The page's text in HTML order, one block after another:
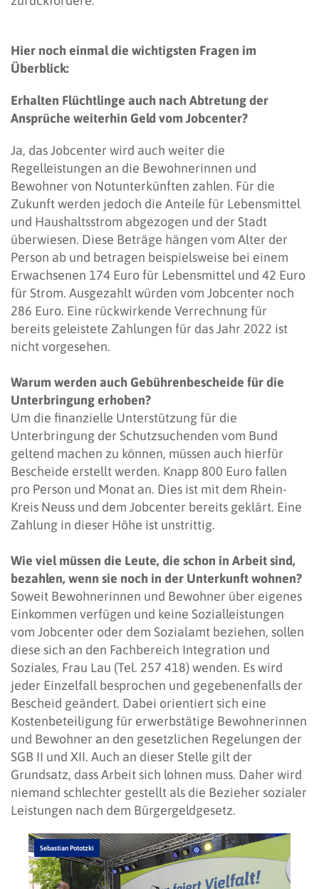
Hier noch einmal die wichtigsten Fragen im
Überblick:
Erhalten Flüchtlinge auch nach Abtretung der
Ansprüche weiterhin Geld vom Jobcenter?
Ja, das Jobcenter wird auch weiter die
Regelleistungen an die Bewohnerinnen und
Bewohner von Notunterkünften zahlen. Für die
Zukunft werden jedoch die Anteile für Lebensmittel
und Haushaltsstrom abgezogen und der Stadt
überwiesen. Diese Beträge hängen vom Alter der
Person ab und betragen beispielsweise bei einem
Erwachsenen 174 Euro für Lebensmittel und 42 Euro
für Strom. Ausgezahlt würden vom Jobcenter noch
286 Euro. Eine rückwirkende Verrechnung für
bereits geleistete Zahlungen für das Jahr 2022 ist
nicht vorgesehen.
Warum werden auch Gebührenbescheide für die
Unterbringung erhoben?
Um die finanzielle Unterstützung für die
Unterbringung der Schutzsuchenden vom Bund
geltend machen zu können, müssen auch hierfür
Bescheide erstellt werden. Knapp 800 Euro fallen
pro Person und Monat an. Dies ist mit dem Rhein-
Kreis Neuss und dem Jobcenter bereits geklärt. Eine
Zahlung in dieser Höhe ist unstrittig.
Wie viel müssen die Leute, die schon in Arbeit sind,
bezahlen, wenn sie noch in der Unterkunft wohnen?
Soweit Bewohnerinnen und Bewohner über eigenes
Einkommen verfügen und keine Sozialleistungen
vom Jobcenter oder dem Sozialamt beziehen, sollen
diese sich an den Fachbereich Integration und
Soziales, Frau Lau (Tel. 257 418) wenden. Es wird
jeder Einzelfall besprochen und gegebenenfalls der
Bescheid geändert. Dabei orientiert sich eine
Kostenbeteiligung für erwerbstätige Bewohnerinnen
und Bewohner an den gesetzlichen Regelungen der
SGB II und XII. Auch an dieser Stelle gilt der
Grundsatz, dass Arbeit sich lohnen muss. Daher wird
niemand schlechter gestellt als die Bezieher sozialer
Leistungen nach dem Bürgergeldgesetz.
Sebastian Pototzki